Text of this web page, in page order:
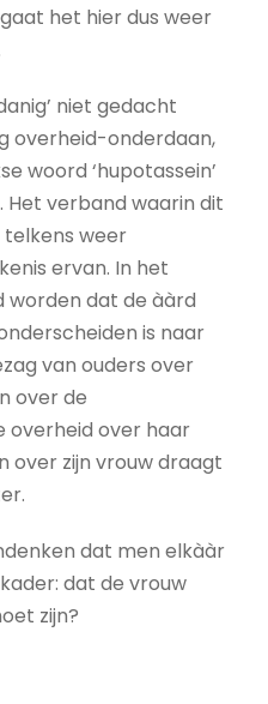
het hier dus weer
niet gedacht
overheid-onderdaan,
woord ‘hupotassein’
Het verband waarin dit
weer
ervan. In het
worden dat de ààrd
is naar
van ouders over
over de
overheid over haar
over zijn vrouw draagt
dat men elkààr
dat de vrouw
zijn?